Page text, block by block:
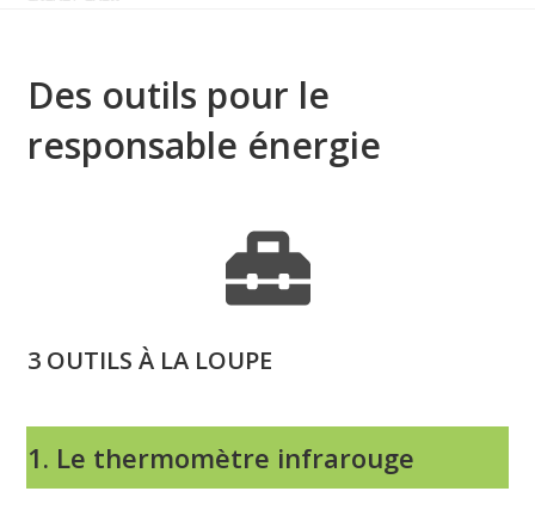
Des outils pour le
responsable énergie
3 OUTILS À LA LOUPE
1. Le thermomètre infrarouge